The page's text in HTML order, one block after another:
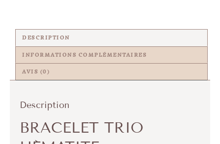
DESCRIPTION
INFORMATIONS COMPLÉMENTAIRES
AVIS (0)
Description
BRACELET TRIO